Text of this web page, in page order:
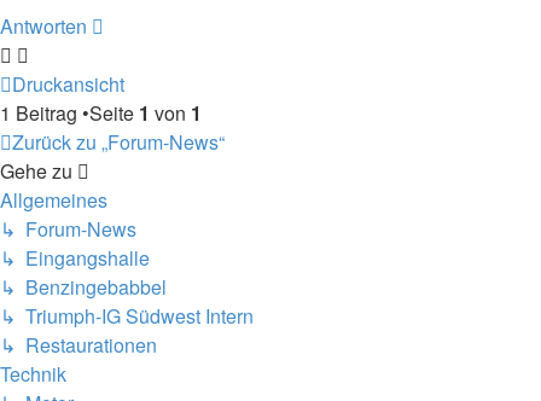
Antworten
Druckansicht
1 Beitrag •Seite 1 von 1
Zurück zu „Forum-News“
Gehe zu
Allgemeines
↳ Forum-News
↳ Eingangshalle
↳ Benzingebabbel
↳ Triumph-IG Südwest Intern
↳ Restaurationen
Technik